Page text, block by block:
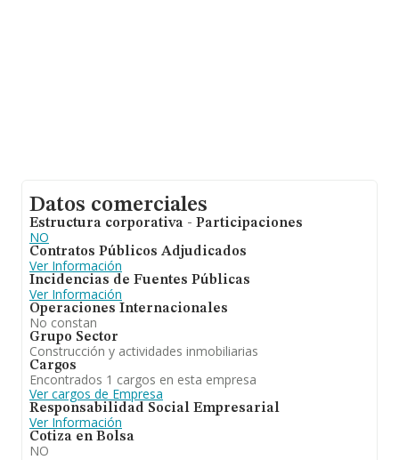
Datos comerciales
Estructura corporativa - Participaciones
NO
Contratos Públicos Adjudicados
Ver Información
Incidencias de Fuentes Públicas
Ver Información
Operaciones Internacionales
No constan
Grupo Sector
Construcción y actividades inmobiliarias
Cargos
Encontrados 1 cargos en esta empresa
Ver cargos de Empresa
Responsabilidad Social Empresarial
Ver Información
Cotiza en Bolsa
NO